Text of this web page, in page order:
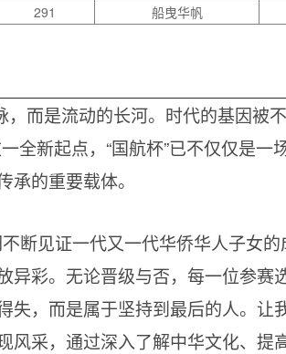
291 船曳华帆
，而是流动的长河。时代的基因被
全新起点，“国航杯”已不仅仅是一
承的重要载体。
断见证一代又一代华侨华人子女的
异彩。无论晋级与否，每一位参赛
失，而是属于坚持到最后的人。让
风采，通过深入了解中华文化、提